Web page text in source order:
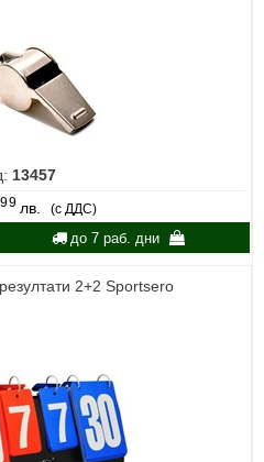
13457
99 лв. (с ДДС)
до 7 раб. дни
2+2 Sportsero